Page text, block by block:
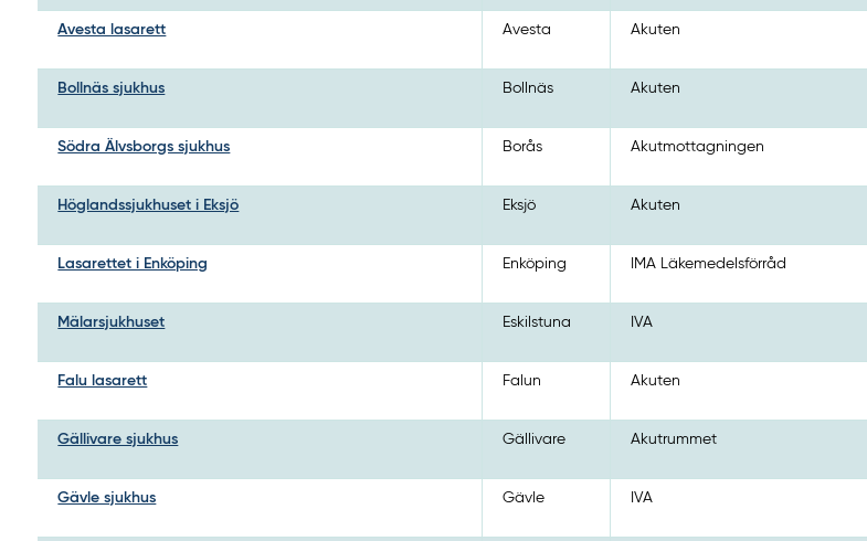
Avesta lasarett Avesta Akuten
Bollnäs sjukhus Bollnäs Akuten
Södra Älvsborgs sjukhus Borås Akutmottagningen
Höglandssjukhuset i Eksjö Eksjö Akuten
Lasarettet i Enköping Enköping IMA Läkemedelsförråd
Mälarsjukhuset Eskilstuna IVA
Falu lasarett Falun Akuten
Gällivare sjukhus Gällivare Akutrummet
Gävle sjukhus Gävle IVA